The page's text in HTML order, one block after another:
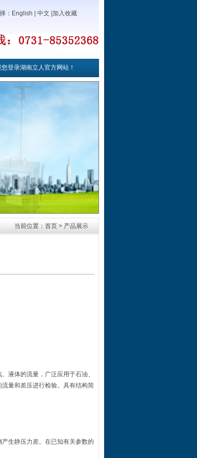
： English 中文 加入收藏
登录湖南立人官方网站！
当前位置：首页 > 产品展示
液体的流量，广泛应用于石油、
量和差压进行检验。具有结构简
生静压力差。在已知有关参数的